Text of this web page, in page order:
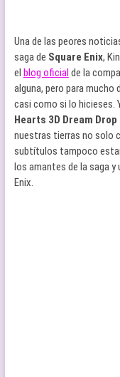
Una de las peores
saga de Square Enix,
el blog oficial de la
alguna, pero para mucho
casi como si lo hicieses.
Hearts 3D Dream
nuestras tierras no solo
subtítulos tampoco
los amantes de la saga y
Enix.